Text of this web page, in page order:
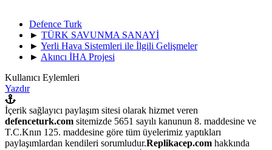
Defence Turk
► TÜRK SAVUNMA SANAYİ
► Yerli Hava Sistemleri ile İlgili Gelişmeler
► Akıncı İHA Projesi
Kullanıcı Eylemleri
Yazdır
İçerik sağlayıcı paylaşım sitesi olarak hizmet veren
defenceturk.com sitemizde 5651 sayılı kanunun 8. maddesine ve
T.C.Knın 125. maddesine göre tüm üyelerimiz yaptıkları
paylaşımlardan kendileri sorumludur.Replikacep.com hakkında